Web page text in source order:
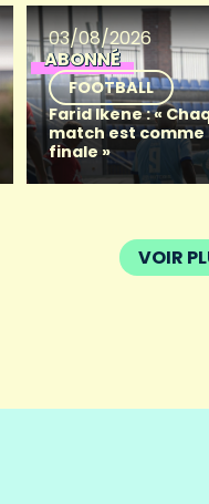
03/08/2026
ABONNÉ
FOOTBALL
Farid Ikene : «
match est comme
finale »
VOIR